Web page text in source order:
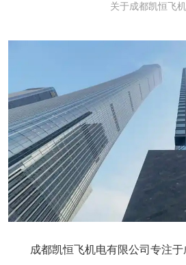
关于成都凯恒飞
成都凯恒飞机电有限公司专注